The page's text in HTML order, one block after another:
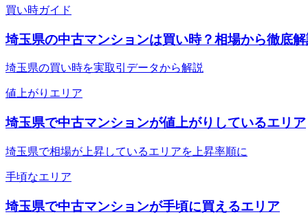
買い時ガイド
埼玉県の中古マンションは買い時？相場から徹底
埼玉県の買い時を実取引データから解説
値上がりエリア
埼玉県で中古マンションが値上がりしているエリア
埼玉県で相場が上昇しているエリアを上昇率順に
手頃なエリア
埼玉県で中古マンションが手頃に買えるエリア